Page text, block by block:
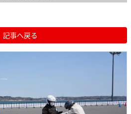
記事へ戻る